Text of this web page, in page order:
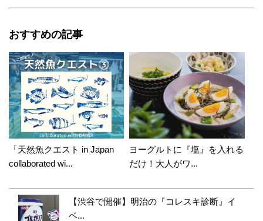
おすすめの記事
「天然魚クエスト in Japan
collaborated wi...
ヨーグルトに『塩』を入れる
だけ！大人がワ...
【渋谷で開催】明治の『コレスキ診断』イ
ベ...